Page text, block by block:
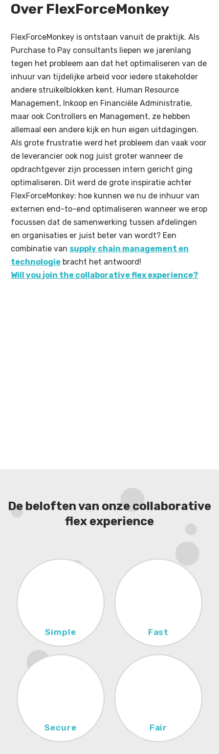
Over FlexForceMonkey
FlexForceMonkey is ontstaan vanuit de praktijk. Als
Purchase to Pay consultants liepen we jarenlang
tegen het probleem aan dat het optimaliseren van de
inhuur van tijdelijke arbeid voor iedere stakeholder
andere struikelblokken kent. Human Resource
Management, Inkoop en Financiële Administratie,
maar ook Controllers en Management, ze hebben
allemaal een andere kijk en hun eigen uitdagingen.
Als grote frustratie werd het probleem dan vaak voor
de leverancier ook nog juist groter wanneer de
opdrachtgever zijn processen intern gericht ging
optimaliseren. Dit werd de grote inspiratie achter
FlexForceMonkey: hoe kunnen we nu de inhuur van
externen end-to-end optimaliseren wanneer we erop
focussen dat de samenwerking tussen afdelingen
en organisaties er juist beter van wordt? Een
combinatie van supply chain management en
technologie bracht het antwoord!
Will you join the collaborative flex experience?
De beloften van onze collaborative
flex experience
Simple Fast
Secure Fair